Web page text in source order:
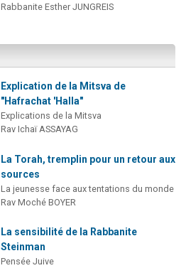
Rabbanite Esther JUNGREIS
Explication de la Mitsva de
"Hafrachat 'Halla"
Explications de la Mitsva
Rav Ichaï ASSAYAG
La Torah, tremplin pour un retour aux
sources
La jeunesse face aux tentations du monde
Rav Moché BOYER
La sensibilité de la Rabbanite
Steinman
Pensée Juive